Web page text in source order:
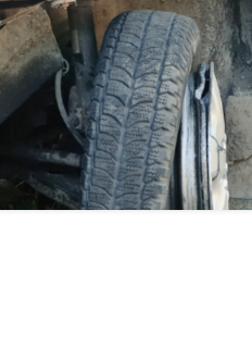
การประชุมผู้ถือหุ้น
ติดต่อนักลงทุนสัมพันธ์
ค้นหาสาขา / จุดให้บริการ
มาตรฐานกรอบระยะเวลาให้บ
ข้อแนะนำ/ร้องเรียน